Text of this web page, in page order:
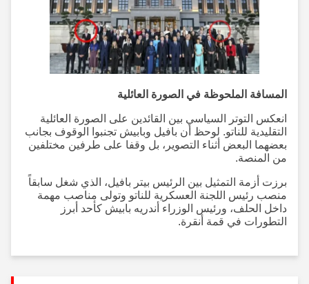
المسافة الملحوظة في الصورة العائلية
انعكس التوتر السياسي بين القائدين على الصورة العائلية
التقليدية للناتو. لوحظ أن بافيل وبابيش تجنبوا الوقوف بجانب
بعضهما البعض أثناء التصوير، بل وقفا على طرفين مختلفين
من المنصة.
برزت أزمة التمثيل بين الرئيس بيتر بافيل، الذي شغل سابقاً
منصب رئيس اللجنة العسكرية للناتو وتولى مناصب مهمة
داخل الحلف، ورئيس الوزراء أندريه بابيش كأحد أبرز
التطورات في قمة أنقرة.